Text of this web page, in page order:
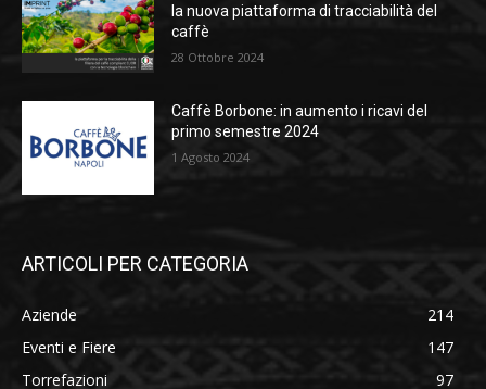
la nuova piattaforma di tracciabilità del
caffè
28 Ottobre 2024
Caffè Borbone: in aumento i ricavi del
primo semestre 2024
1 Agosto 2024
ARTICOLI PER CATEGORIA
Aziende
214
Eventi e Fiere
147
Torrefazioni
97